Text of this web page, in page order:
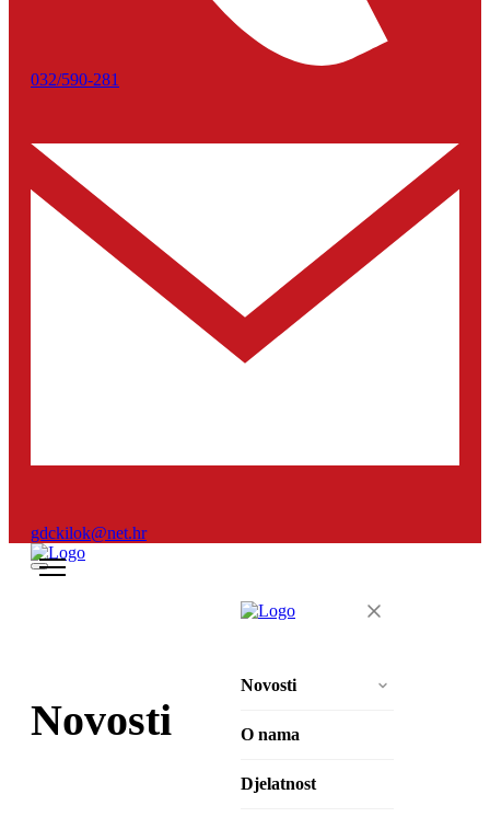
032/590-281
gdckilok@net.hr
Novosti
Aktivnosti
Natječaji
O nama
Djelatnost
Novosti